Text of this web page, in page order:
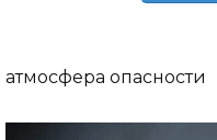
атмосфера опасности